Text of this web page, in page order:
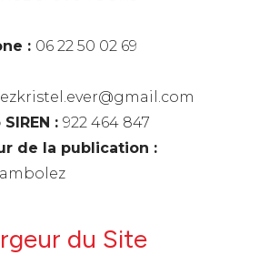
: 06 22 50 02 69
: 922 464 847
de la publication :
du Site